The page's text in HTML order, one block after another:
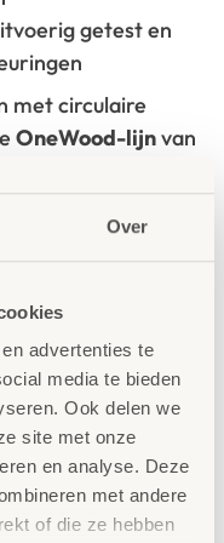
Over
advertenties te
media te bieden
Ook delen we
site met onze
en analyse. Deze
met andere
of die ze hebben
getest en
met circulaire
OneWood-lijnvan
het